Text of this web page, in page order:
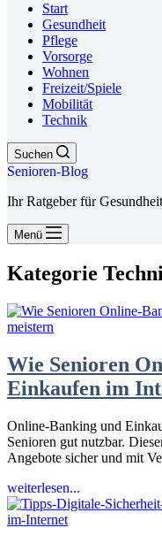
Start
Gesundheit
Pflege
Vorsorge
Wohnen
Freizeit/Spiele
Mobilität
Technik
Suchen
Senioren-Blog
Ihr Ratgeber für
Menü
Kategorie
Wie Senioren
Einkaufen im
Online-Banking und
Senioren gut nutzbar.
Angebote sicher und mit
weiterlesen...
Senioren